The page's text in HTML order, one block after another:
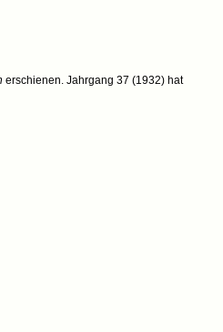
erschienen. Jahrgang 37 (1932) hat